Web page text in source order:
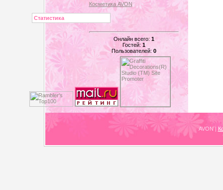
Косметика AVON
Статистика
Онлайн всего: 1
Гостей: 1
Пользователей: 0
AVON|